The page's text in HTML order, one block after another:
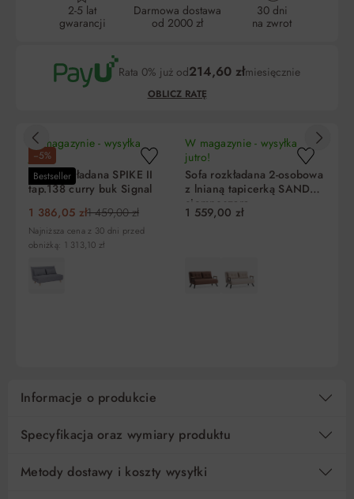
2-5 lat
gwarancji
Darmowa dostawa
od 2000 zł
30 dni
na zwrot
Rata 0% już od214,60 złmiesięcznie
OBLICZ RATĘ
Liczba
rat
Miesięczna
rata
RRSO Do zapłaty
5
0% 3 219,00 zł
−5%
Bestseller
W magazynie - wysyłka
jutro!
Sofa rozkładana SPIKE II
tap.138 curry buk Signal
1 386,05 zł1 459,00 zł
Najniższa cena z 30 dni przed
obniżką: 1 313,10 zł
W magazynie - wysyłka
jutro!
Sofa rozkładana 2-osobowa
z lnianą tapicerką SANDO
ciemnoszara
1 559,00 zł
Informacje o produkcie
Specyfikacja oraz wymiary produktu
Metody dostawy i koszty wysyłki